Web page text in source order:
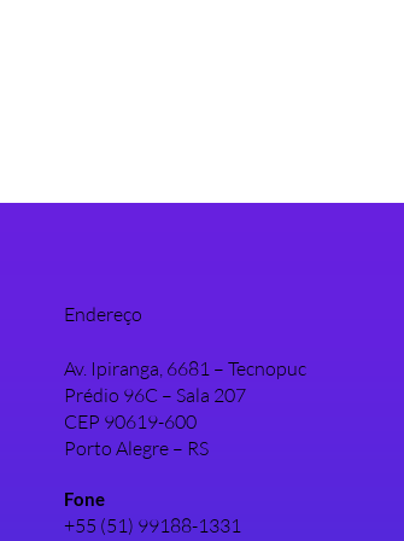
Endereço
Av. Ipiranga, 6681 – Tecnopuc
Prédio 96C – Sala 207
CEP 90619-600
Porto Alegre – RS
Fone
+55 (51) 99188-1331